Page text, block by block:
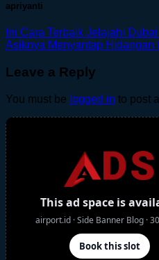
apriyanti
Ini Cara Terbaik Jelajahi
Asiknya Menyantap Hidangan
Leave a Reply
You must be logged in to post